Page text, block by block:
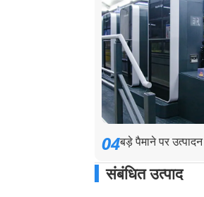
04बड़े पैमाने पर उत्पादन
संबंधित उत्पाद